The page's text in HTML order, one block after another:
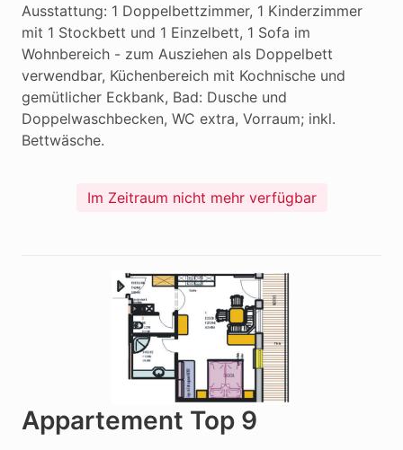
Ausstattung: 1 Doppelbettzimmer, 1 Kinderzimmer
mit 1 Stockbett und 1 Einzelbett, 1 Sofa im
Wohnbereich - zum Ausziehen als Doppelbett
verwendbar, Küchenbereich mit Kochnische und
gemütlicher Eckbank, Bad: Dusche und
Doppelwaschbecken, WC extra, Vorraum; inkl.
Bettwäsche.
Im Zeitraum nicht mehr verfügbar
Appartement Top 9